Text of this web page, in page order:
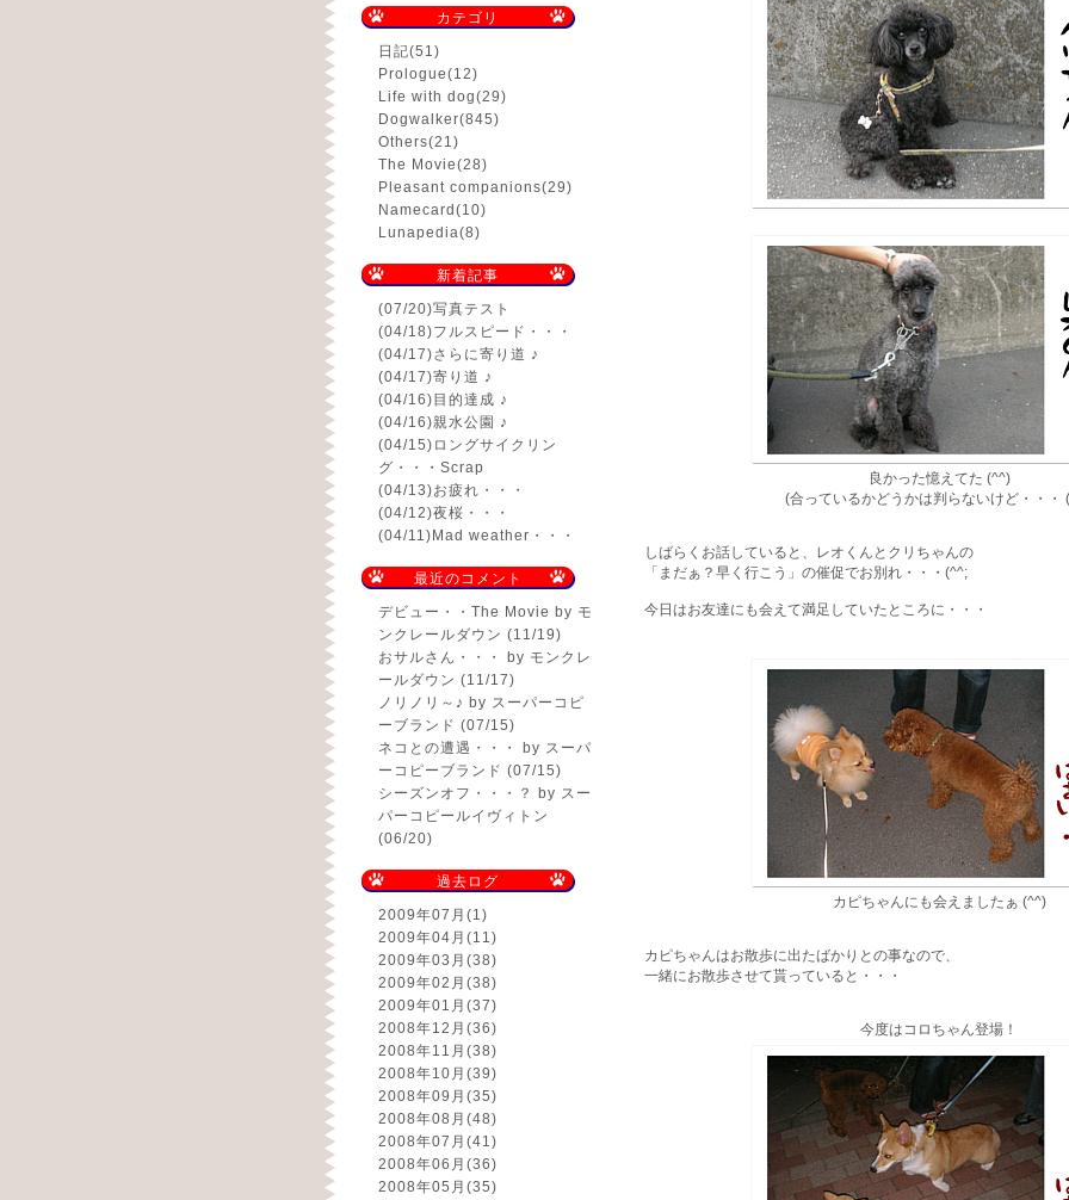
カテゴリ
日記(51)
Prologue(12)
Life with dog(29)
Dogwalker(845)
Others(21)
The Movie(28)
Pleasant companions(29)
Namecard (10)
Lunapedia(8)
新着記事
(07/20)写真テスト
(04/18)フルスピード・・・
(04/17)さらに寄り道 ♪
(04/17)寄り道 ♪
(04/16) 目的達成 ♪
(04/16)親水公園 ♪
(04/15) ロングサイクリン
グ・・・Scrap
(04/13)お疲れ・・・
(04/12)夜桜・・・
(04/11) Mad weather・・・
最近のコメント
デビュー・・The Movie by モ
ンクレールダウン (11/19)
おサルさん・・・
by モンクレ
ールダウン (11/17)
ノリノリ～♪ by スーパーコピ
ーブランド (07/15)
ネコとの遭遇・・・
by スーパ
ーコピーブランド (07/15)
シーズンオフ・・・？
by スー
パーコピールイヴィトン
(06/20)
過去ログ
2009年07月 (1)
2009年04月 (11)
2009年03月 (38)
2009年02月 (38)
2009年01月 (37)
2008年12月 (36)
2008年11月 (38)
2008年10月 (39)
2008年09月 (35)
2008年08月 (48)
2008年07月 (41)
2008年06月 (36)
2008年05月 (35)
良かった憶えてた (^^)
(合っているかどうかは判らないけど・・・
しばらくお話していると、レオくんとクリちゃんの
「まだぁ？早く行こう」の催促でお別れ・・・(^^;
今日はお友達にも会えて満足していたところに・・・
カピちゃんにも会えましたぁ (^^)
カピちゃんはお散歩に出たばかりとの事なので、
一緒にお散歩させて貰っていると・・・
今度はコロちゃん登場！